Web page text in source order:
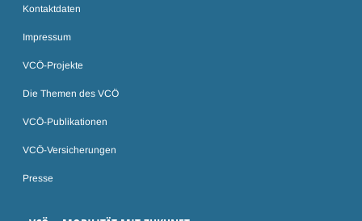
Kontaktdaten
Impressum
VCÖ-Projekte
Die Themen des VCÖ
VCÖ-Publikationen
VCÖ-Versicherungen
Presse